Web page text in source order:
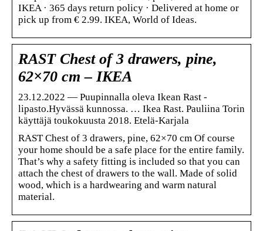
IKEA · 365 days return policy · Delivered at home or
pick up from € 2.99. IKEA, World of Ideas.
RAST Chest of 3 drawers, pine,
62×70 cm – IKEA
23.12.2022 — Puupinnalla oleva Ikean Rast -
lipasto.Hyvässä kunnossa. … Ikea Rast. Pauliina Torin
käyttäjä toukokuusta 2018. Etelä-Karjala
RAST Chest of 3 drawers, pine, 62×70 cm Of course
your home should be a safe place for the entire family.
That’s why a safety fitting is included so that you can
attach the chest of drawers to the wall. Made of solid
wood, which is a hardwearing and warm natural
material.